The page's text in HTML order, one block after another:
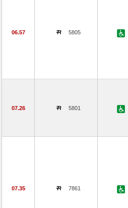
06.57 5805
07.26 5801
07.35 7861